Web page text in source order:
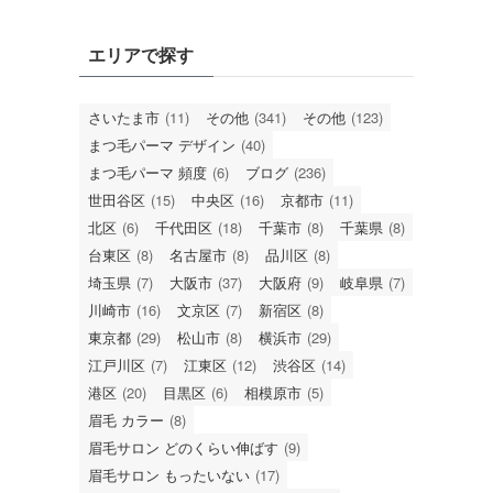
エリアで探す
さいたま市 (11) その他 (341) その他 (123)
まつ毛パーマ デザイン (40)
まつ毛パーマ 頻度 (6) ブログ (236)
世田谷区 (15) 中央区 (16) 京都市 (11)
北区 (6) 千代田区 (18) 千葉市 (8) 千葉県 (8)
台東区 (8) 名古屋市 (8) 品川区 (8)
埼玉県 (7) 大阪市 (37) 大阪府 (9) 岐阜県 (7)
川崎市 (16) 文京区 (7) 新宿区 (8)
東京都 (29) 松山市 (8) 横浜市 (29)
江戸川区 (7) 江東区 (12) 渋谷区 (14)
港区 (20) 目黒区 (6) 相模原市 (5)
眉毛 カラー (8)
眉毛サロン どのくらい伸ばす (9)
眉毛サロン もったいない (17)